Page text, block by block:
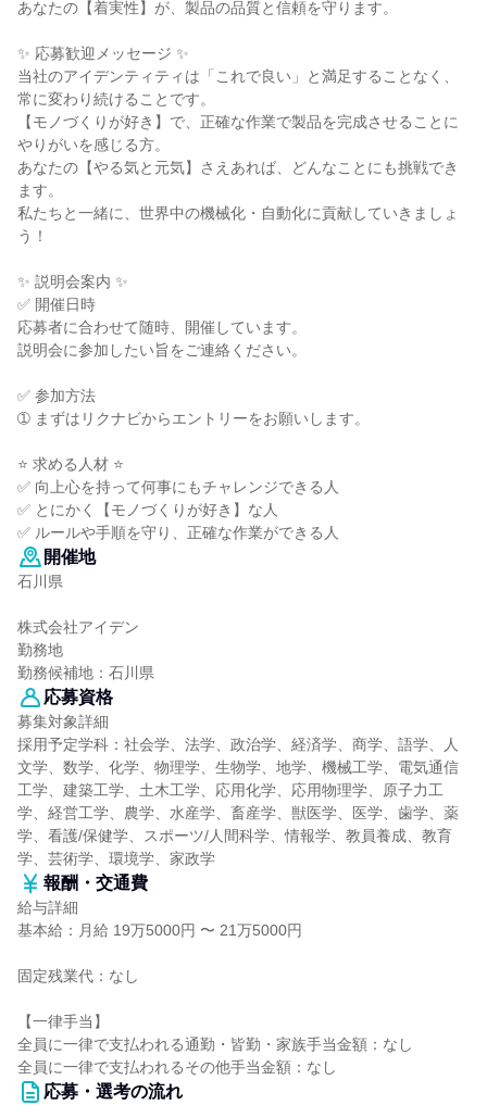
あなたの【着実性】が、製品の品質と信頼を守ります。
✨ 応募歓迎メッセージ ✨
当社のアイデンティティは「これで良い」と満足することなく、
常に変わり続けることです。
【モノづくりが好き】で、正確な作業で製品を完成させることに
やりがいを感じる方。
あなたの【やる気と元気】さえあれば、どんなことにも挑戦でき
ます。
私たちと一緒に、世界中の機械化・自動化に貢献していきましょ
う！
✨ 説明会案内 ✨
✅ 開催日時
応募者に合わせて随時、開催しています。
説明会に参加したい旨をご連絡ください。
✅ 参加方法
➀ まずはリクナビからエントリーをお願いします。
⭐ 求める人材 ⭐
✅ 向上心を持って何事にもチャレンジできる人
✅ とにかく【モノづくりが好き】な人
✅ ルールや手順を守り、正確な作業ができる人
開催地
石川県
株式会社アイデン
勤務地
勤務候補地：石川県
応募資格
募集対象詳細
採用予定学科：社会学、法学、政治学、経済学、商学、語学、人
文学、数学、化学、物理学、生物学、地学、機械工学、電気通信
工学、建築工学、土木工学、応用化学、応用物理学、原子力工
学、経営工学、農学、水産学、畜産学、獣医学、医学、歯学、薬
学、看護/保健学、スポーツ/人間科学、情報学、教員養成、教育
学、芸術学、環境学、家政学
報酬・交通費
給与詳細
基本給：月給 19万5000円 〜 21万5000円
固定残業代：なし
【一律手当】
全員に一律で支払われる通勤・皆勤・家族手当金額：なし
全員に一律で支払われるその他手当金額：なし
応募・選考の流れ